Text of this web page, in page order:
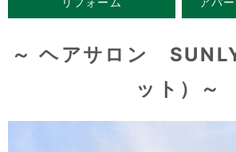
～ ヘアサロン
ット）～